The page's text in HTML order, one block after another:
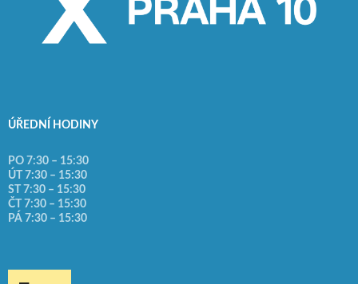
ÚŘEDNÍ HODINY
PO 7:30 – 15:30
ÚT 7:30 – 15:30
ST 7:30 – 15:30
ČT 7:30 – 15:30
PÁ 7:30 – 15:30